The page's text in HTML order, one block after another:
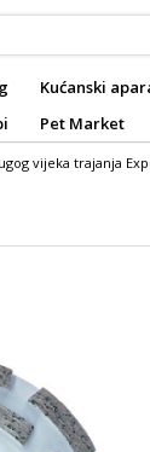
Kućanski
Pet Market
vijeka trajanja